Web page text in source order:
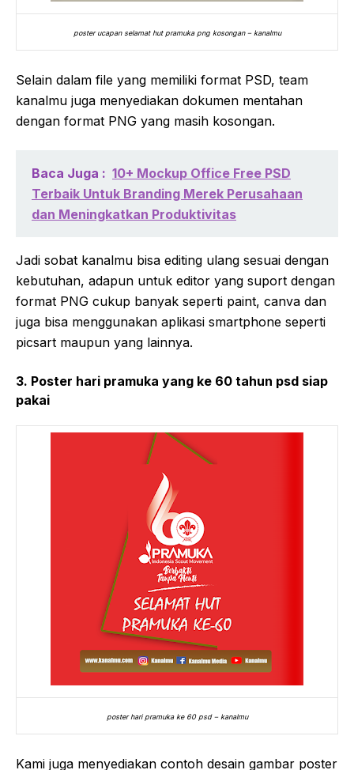
poster ucapan selamat hut pramuka png kosongan – kanalmu
Selain dalam file yang memiliki format PSD, team
kanalmu juga menyediakan dokumen mentahan
dengan format PNG yang masih kosongan.
Baca Juga : 10+ Mockup Office Free PSD
Terbaik Untuk Branding Merek Perusahaan
dan Meningkatkan Produktivitas
Jadi sobat kanalmu bisa editing ulang sesuai dengan
kebutuhan, adapun untuk editor yang suport dengan
format PNG cukup banyak seperti paint, canva dan
juga bisa menggunakan aplikasi smartphone seperti
picsart maupun yang lainnya.
3. Poster hari pramuka yang ke 60 tahun psd siap
pakai
poster hari pramuka ke 60 psd – kanalmu
Kami juga menyediakan contoh desain gambar poster